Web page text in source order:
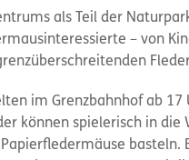
als Teil der
– von
im Grenzbahnhof ab
können spielerisch in